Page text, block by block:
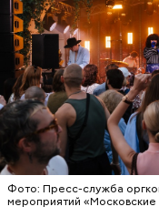
Фото: Пресс-служба
мероприятий
Кто может